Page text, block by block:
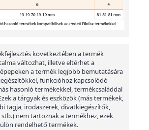
következtében a termék
változhat, illetve eltérhet a
a termék legjobb bemutatására
funkcióhoz kapcsolódó
hasonló termékekkel, termékcsaláddal
a tárgyak és eszközök (más termékek,
tagja, irodaszerek, divatkiegészítők,
nem tartoznak a termékhez, ezek
rendelhető termékek.